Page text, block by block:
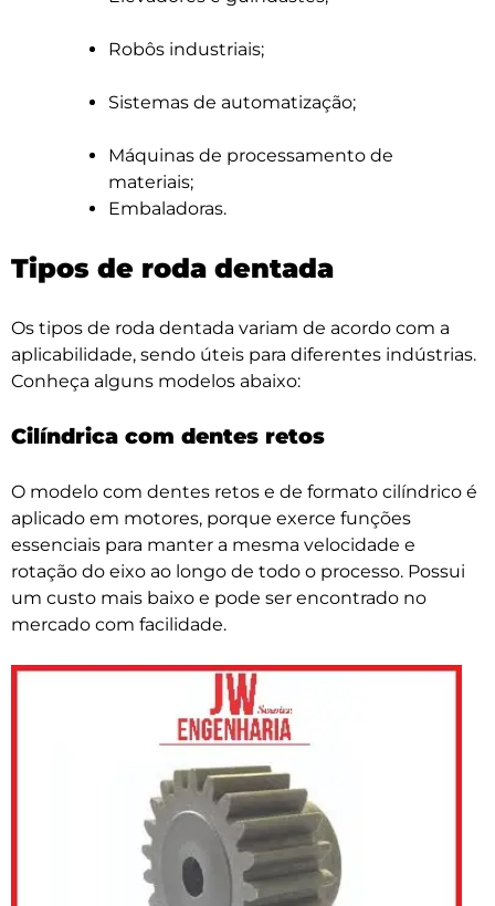
Robôs industriais;
Sistemas de automatização;
Máquinas de processamento de
materiais;
Embaladoras.
Tipos de roda dentada
Os tipos de roda dentada variam de acordo com a
aplicabilidade, sendo úteis para diferentes indústrias.
Conheça alguns modelos abaixo:
Cilíndrica com dentes retos
O modelo com dentes retos e de formato cilíndrico é
aplicado em motores, porque exerce funções
essenciais para manter a mesma velocidade e
rotação do eixo ao longo de todo o processo. Possui
um custo mais baixo e pode ser encontrado no
mercado com facilidade.